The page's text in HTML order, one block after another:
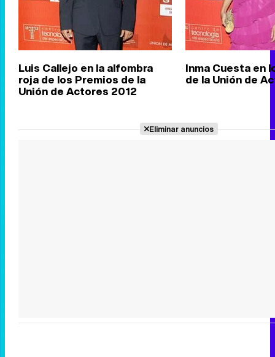
Luis Callejo en la alfombra
roja de los Premios de la
Unión de Actores 2012
Inma Cuesta en
de la Unión de
Eliminar anuncios